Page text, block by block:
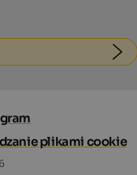
plikami cookie